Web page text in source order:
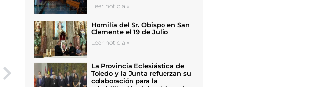
Leer noticia »
Homilía del Sr. Obispo en San
Clemente el 19 de Julio
Leer noticia »
La Provincia Eclesiástica de
Toledo y la Junta refuerzan su
colaboración para la